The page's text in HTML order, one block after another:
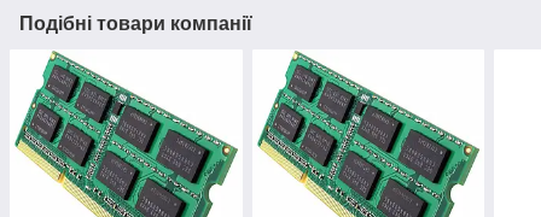
Подібні товари компанії